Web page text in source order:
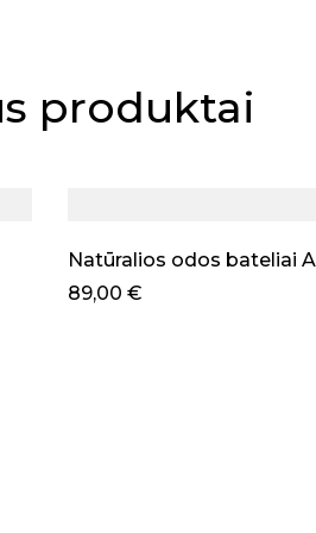
produktai
Natūralios odos bateliai
89,00 €